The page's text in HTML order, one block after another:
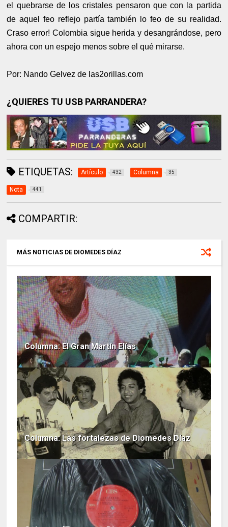
el quebrarse de los cristales pensaron que con la partida
de aquel feo reflejo partía también lo feo de su realidad.
Craso error! Colombia sigue herida y desangrándose, pero
ahora con un espejo menos sobre el qué mirarse.
Por: Nando Gelvez de las2orillas.com
¿QUIERES TU USB PARRANDERA?
ETIQUETAS: Artículo 432 Columna 35
Nota 441
COMPARTIR:
MÁS NOTICIAS DE DIOMEDES DÍAZ
Columna: El Gran Martín Elías
Columna: Las fortalezas de Diomedes Díaz